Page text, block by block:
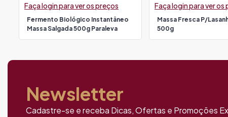
Fermento Biológico Instantâneo
Massa Salgada 500g Paraleva
Faça login para ver os preços
Massa Fresca P/
500g
Faça login para ver os
Newsletter
Cadastre-se e receba Dicas, Ofertas e Promoções